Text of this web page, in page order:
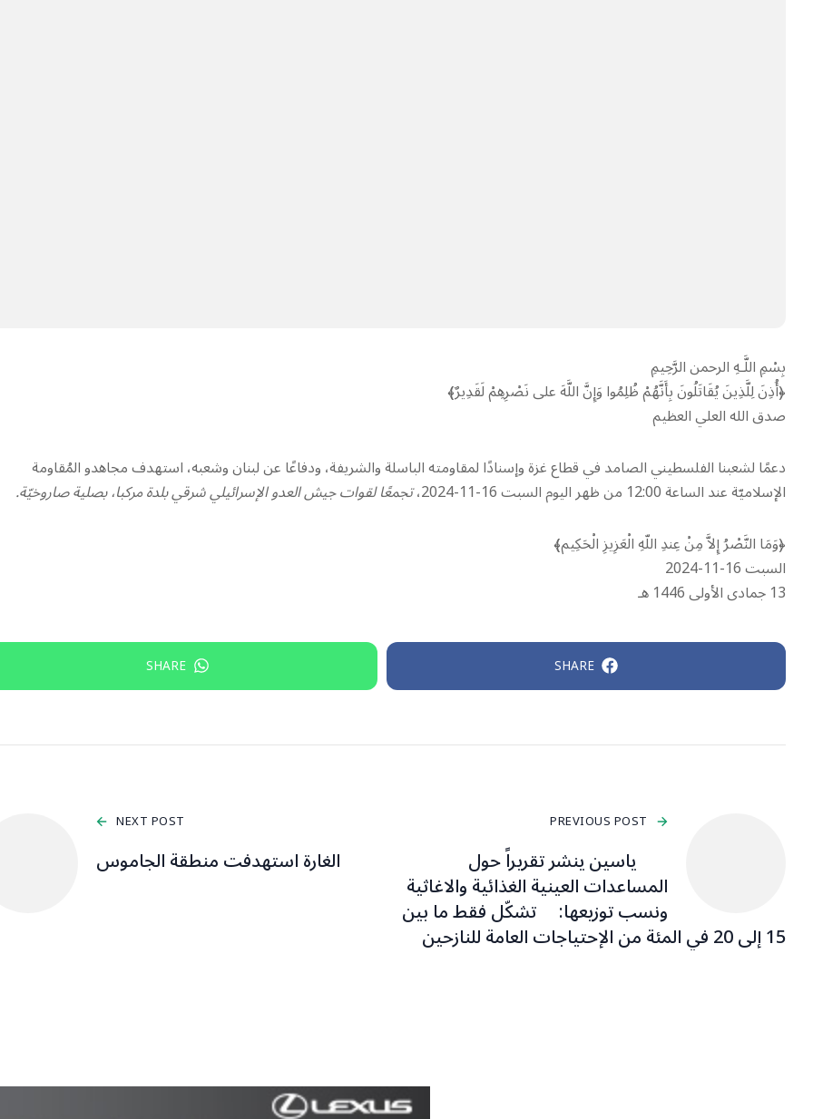
بِسْمِ اللَّـهِ الرحمن الرَّحِيمِ
‏﴿أُذِنَ لِلَّذِينَ يُقَاتَلُونَ بِأَنَّهُمْ ظُلِمُوا وَإِنَّ اللَّهَ على نَصْرِهِمْ لَقَدِيرٌ﴾‏
صدق الله العلي العظيم
دعمًا لشعبنا الفلسطيني الصامد في قطاع غزة وإسنادًا لمقاومته الباسلة ‌‏‌‏‌والشريفة، ودفاعًا عن لبنان ‏وشعبه، استهدف ‏مجاهدو المُقاومة
الإسلاميّة عند الساعة 12:00 من ظهر اليوم السبت 16-11-2024،
تجمعًا لقوات جيش العدو ‏الإسرائيلي شرقي بلدة مركبا، بصلية صاروخيّة.‏
‏﴿وَمَا النَّصْرُ إِلاَّ مِنْ عِندِ اللّهِ الْعَزِيزِ الْحَكِيم﴾‏
السبت 16-11-2024‏
SHARE
SHARE
PREVIOUS POST
ياسين ينشر تقريراً حول
المساعدات العينية الغذائية والاغاثية
ونسب توزيعها: تشكّل فقط ما بين
15 إلى 20 في المئة من الإحتياجات العامة للنازحين
NEXT POST
الغارة استهدفت منطقة الجاموس